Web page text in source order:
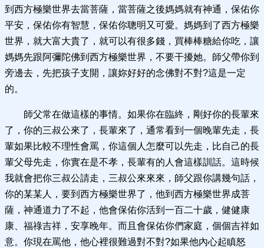
到西方極樂世界去當菩薩，當菩薩之後媽媽就有神通，保佑你
平安，保佑你有智慧，保佑你聰明又可愛。媽媽到了西方極樂
世界，就大富大貴了，就可以有很多錢，買棒棒糖給你吃，讓
媽媽先跟阿彌陀佛到西方極樂世界，不要干擾她。師父帶你到
旁邊去，先把孩子支開，讓妳好好的念佛對不對?這是一定
的。
師父常在做這樣的事情。如果你在臨終，剛好你的長輩來
了，你的三叔公來了，長輩來了，通常看到一個晚輩先走，長
輩如果比較不理性會罵，你這個人怎麼可以先走，比自己的長
輩父母先走，你實在是不孝，長輩有的人會這樣訓話。這時候
我就會把你三叔公請走，三叔公來來來，師父跟你講幾句話，
你的某某人，要到西方極樂世界了，他到西方極樂世界成菩
薩，神通道力了不起，他會保佑你活到一百二十歲，健健康
康、福祿吉祥，安享晚年。而且會保佑你們家庭，個個吉祥如
意。你現在罵他，他心裡很難過對不對?如果他內心起瞋怒